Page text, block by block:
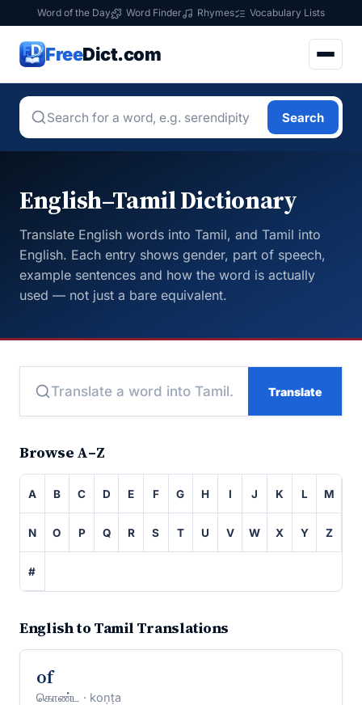
Word of the Day Word Finder Rhymes Vocabulary Lists
FreeDict.com
Search
English–Tamil Dictionary
Translate English words into Tamil, and Tamil into
English. Each entry shows gender, part of speech,
example sentences and how the word is actually
used — not just a bare equivalent.
Translate
Browse A–Z
A B C D E F G H I J K L M
N O P Q R S T U V W X Y Z
#
English to Tamil Translations
of
கொண்ட · koṇṭa